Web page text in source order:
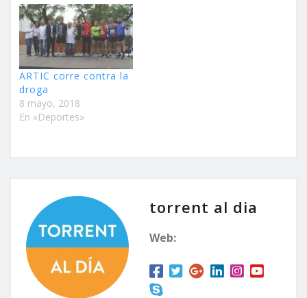
ARTIC corre contra la
droga
8 mayo, 2018
En «Deportes»
torrent al dia
Web: